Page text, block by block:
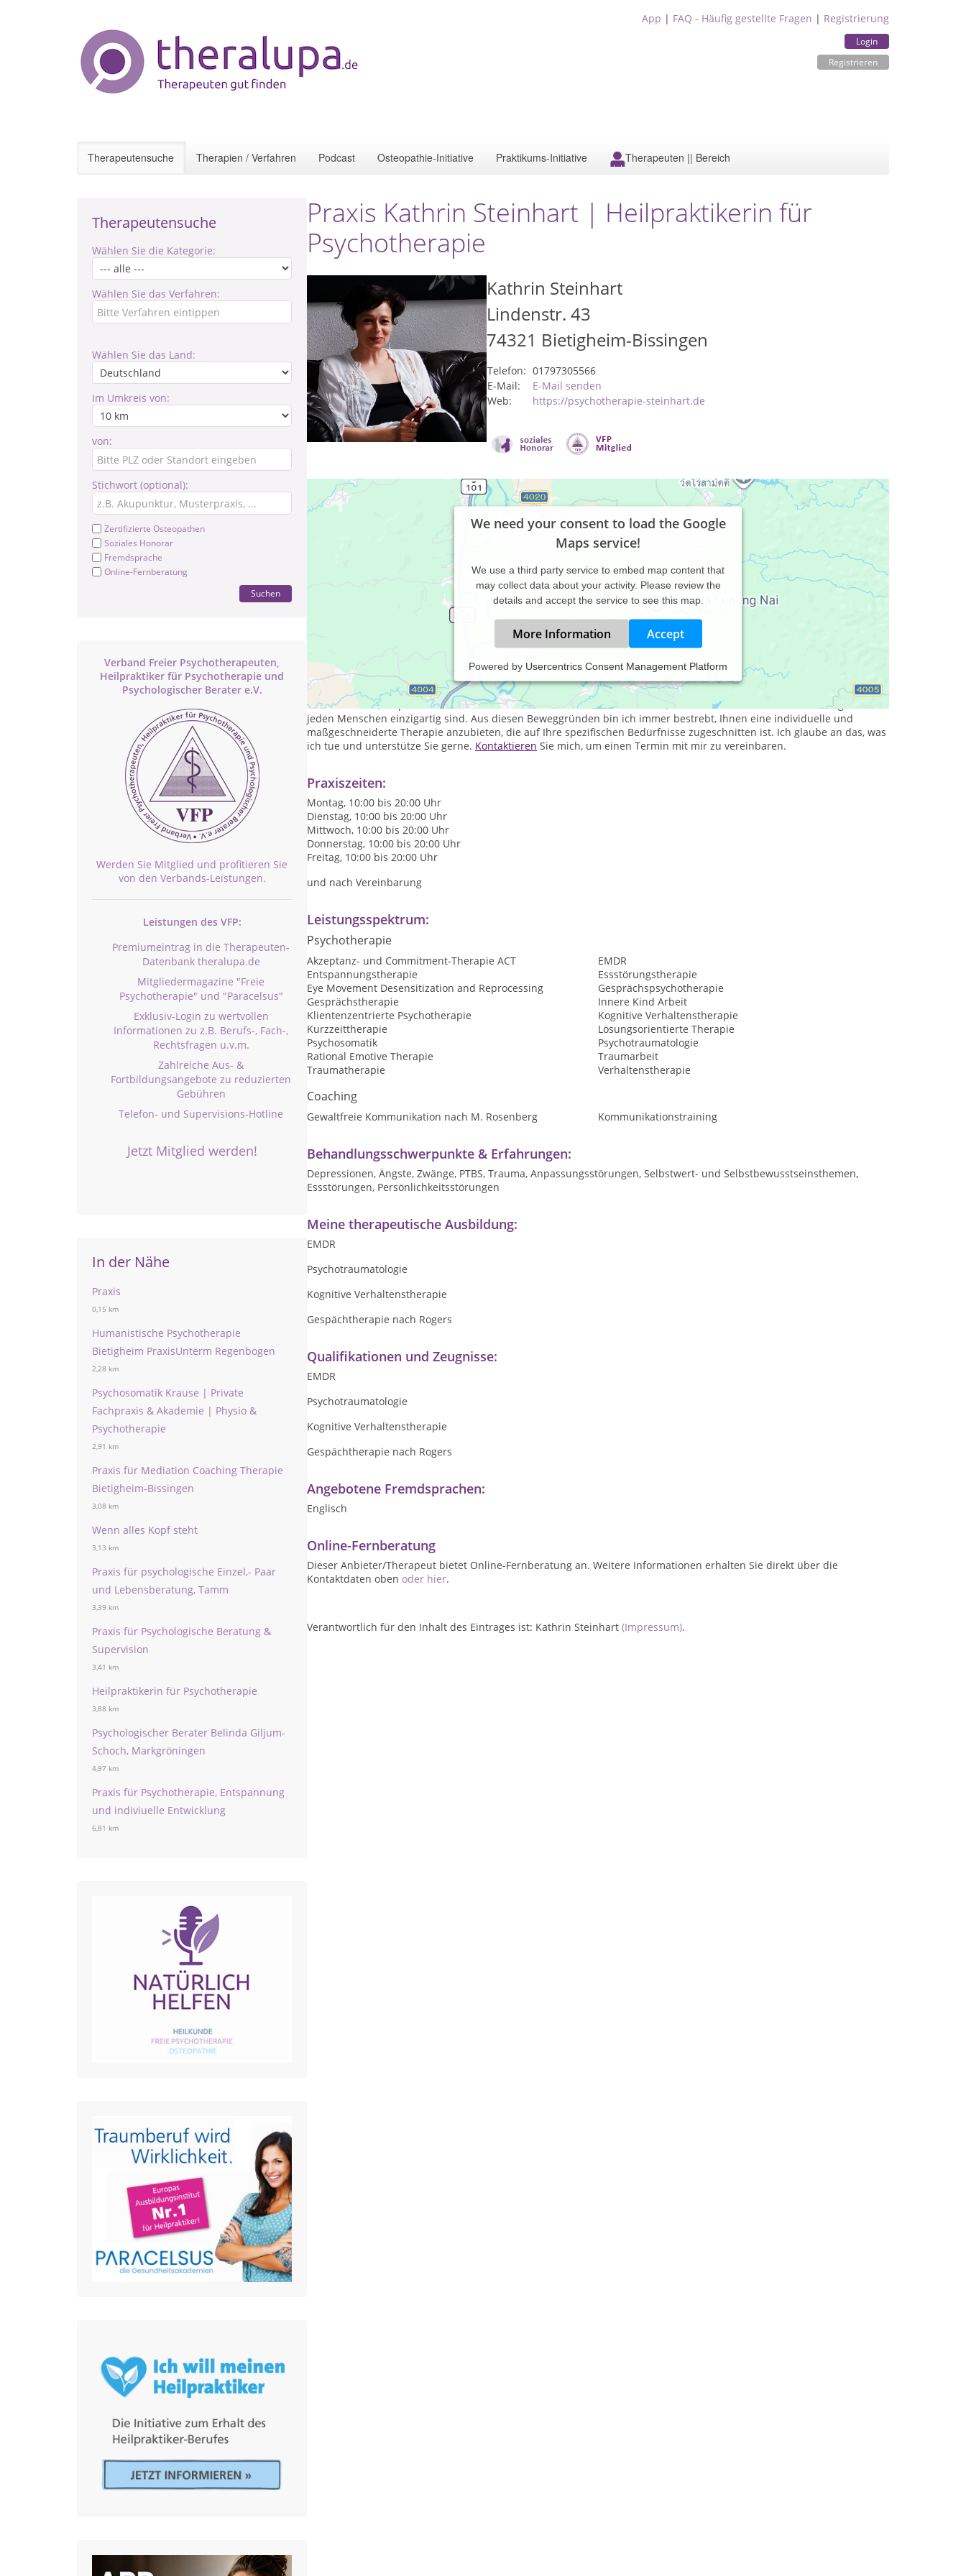
App | FAQ - Häufig gestellte Fragen | Registrierung
Login
Registrieren
Therapeutensuche Therapien / Verfahren Podcast Osteopathie-Initiative Praktikums-Initiative Therapeuten || Bereich
Therapeutensuche
Wählen Sie die Kategorie:
Wählen Sie das Verfahren:
Wählen Sie das Land:
Im Umkreis von:
von:
Stichwort (optional):
Zertifizierte Osteopathen
Soziales Honorar
Fremdsprache
Online-Fernberatung
Suchen
Verband Freier Psychotherapeuten,
Heilpraktiker für Psychotherapie und
Psychologischer Berater e.V.
Werden Sie Mitglied und profitieren Sie
von den Verbands-Leistungen.
Leistungen des VFP:
Premiumeintrag in die Therapeuten-
Datenbank theralupa.de
Mitgliedermagazine "Freie
Psychotherapie" und "Paracelsus"
Exklusiv-Login zu wertvollen
Informationen zu z.B. Berufs-, Fach-,
Rechtsfragen u.v.m.
Zahlreiche Aus- &
Fortbildungsangebote zu reduzierten
Gebühren
Telefon- und Supervisions-Hotline
Jetzt Mitglied werden!
In der Nähe
Praxis
0,15 km
Humanistische Psychotherapie
Bietigheim PraxisUnterm Regenbogen
2,28 km
Psychosomatik Krause | Private
Fachpraxis & Akademie | Physio &
Psychotherapie
2,91 km
Praxis für Mediation Coaching Therapie
Bietigheim-Bissingen
3,08 km
Wenn alles Kopf steht
3,13 km
Praxis für psychologische Einzel,- Paar
und Lebensberatung, Tamm
3,39 km
Praxis für Psychologische Beratung &
Supervision
3,41 km
Heilpraktikerin für Psychotherapie
3,88 km
Psychologischer Berater Belinda Giljum-
Schoch, Markgröningen
4,97 km
Praxis für Psychotherapie, Entspannung
und indiviuelle Entwicklung
6,81 km
Praxis Kathrin Steinhart | Heilpraktikerin für
Psychotherapie
Kathrin Steinhart
Lindenstr. 43
74321 Bietigheim-Bissingen
Telefon: 01797305566
E-Mail:
E-Mail senden
Web:
https://psychotherapie-steinhart.de
We need your consent to load the Google
Maps service!
We use a third party service to embed map content that
may collect data about your activity. Please review the
details and accept the service to see this map.
More Information Accept
Powered by Usercentrics Consent Management Platform
Mein großes Interesse an der menschlichen Psyche war bereits früh ausgeprägt. Aufgrund persönlicher Erfahrungen
zog es mich dann zu der Erlernung unterschiedlicher Therapiemethoden hin. Meine Haltung als Therapeutin ist stets
wertschätzend, empathisch und authentisch. Ich bin mir darüber bewusst, dass die Probleme und Entwicklungen eines
jeden Menschen einzigartig sind. Aus diesen Beweggründen bin ich immer bestrebt, Ihnen eine individuelle und
maßgeschneiderte Therapie anzubieten, die auf Ihre spezifischen Bedürfnisse zugeschnitten ist. Ich glaube an das, was
ich tue und unterstütze Sie gerne. Kontaktieren Sie mich, um einen Termin mit mir zu vereinbaren.
Praxiszeiten:
Montag, 10:00 bis 20:00 Uhr
Dienstag, 10:00 bis 20:00 Uhr
Mittwoch, 10:00 bis 20:00 Uhr
Donnerstag, 10:00 bis 20:00 Uhr
Freitag, 10:00 bis 20:00 Uhr
und nach Vereinbarung
Leistungsspektrum:
Psychotherapie
Akzeptanz- und Commitment-Therapie ACT
EMDR
Entspannungstherapie
Essstörungstherapie
Eye Movement Desensitization and Reprocessing
Gesprächspsychotherapie
Gesprächstherapie
Innere Kind Arbeit
Klientenzentrierte Psychotherapie
Kognitive Verhaltenstherapie
Kurzzeittherapie
Lösungsorientierte Therapie
Psychosomatik
Psychotraumatologie
Rational Emotive Therapie
Traumarbeit
Traumatherapie
Verhaltenstherapie
Coaching
Gewaltfreie Kommunikation nach M. Rosenberg Kommunikationstraining
Behandlungsschwerpunkte & Erfahrungen:
Depressionen, Ängste, Zwänge, PTBS, Trauma, Anpassungsstörungen, Selbstwert- und Selbstbewusstseinsthemen,
Essstörungen, Persönlichkeitsstörungen
Meine therapeutische Ausbildung:
EMDR
Psychotraumatologie
Kognitive Verhaltenstherapie
Gespächtherapie nach Rogers
Qualifikationen und Zeugnisse:
EMDR
Psychotraumatologie
Kognitive Verhaltenstherapie
Gespächtherapie nach Rogers
Angebotene Fremdsprachen:
Englisch
Online-Fernberatung
Dieser Anbieter/Therapeut bietet Online-Fernberatung an. Weitere Informationen erhalten Sie direkt über die
Kontaktdaten oben oder hier.
Verantwortlich für den Inhalt des Eintrages ist: Kathrin Steinhart (Impressum).